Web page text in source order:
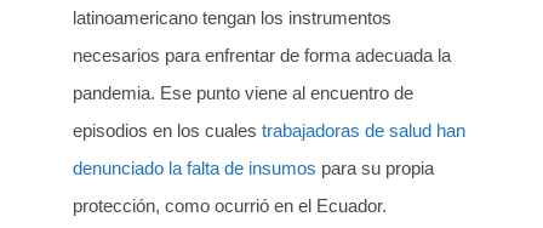
latinoamericano tengan los instrumentos
necesarios para enfrentar de forma adecuada la
pandemia. Ese punto viene al encuentro de
episodios en los cuales trabajadoras de salud han
denunciado la falta de insumos para su propia
protección, como ocurrió en el Ecuador.